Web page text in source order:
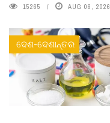
15265 AUG 06, 2026
ଦେଶ-ଦେଶାନ୍ତର